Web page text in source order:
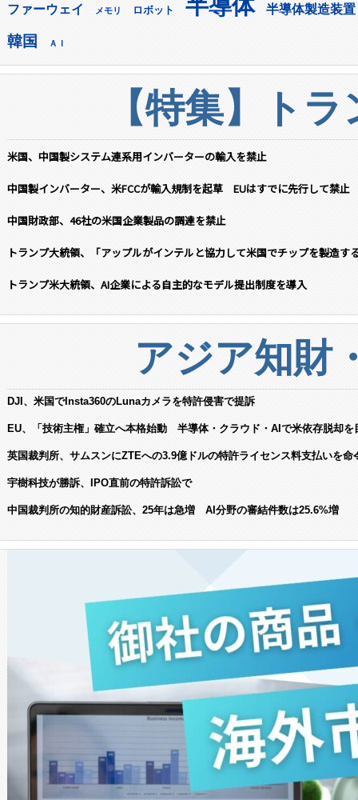
ファーウェイ メモリ ロボット 半導体 半導体製造装置
韓国 ＡＩ
【特集】ト
米国、中国製システム連系用インバーターの輸入を禁止
中国製インバーター、米FCCが輸入規制を起草 EUはすでに先行して禁止
中国財政部、46社の米国企業製品の調達を禁止
トランプ大統領、「アップルがインテルと協力して米国でチップを製造す
トランプ米大統領、AI企業による自主的なモデル提出制度を導入
アジア知財
DJI、米国でInsta360のLunaカメラを特許侵害で提訴
EU、「技術主権」確立へ本格始動 半導体・クラウド・AIで米依存脱却を
英国裁判所、サムスンにZTEへの3.9億ドルの特許ライセンス料支払いを命
宇樹科技が勝訴、IPO直前の特許訴訟で
中国裁判所の知的財産訴訟、25年は急増 AI分野の審結件数は25.6%増